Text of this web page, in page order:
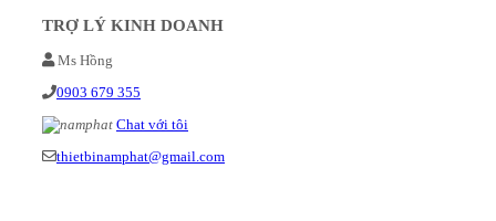
TRỢ LÝ KINH DOANH
Ms Hồng
0903 679 355
Chat với tôi
thietbinamphat@gmail.com